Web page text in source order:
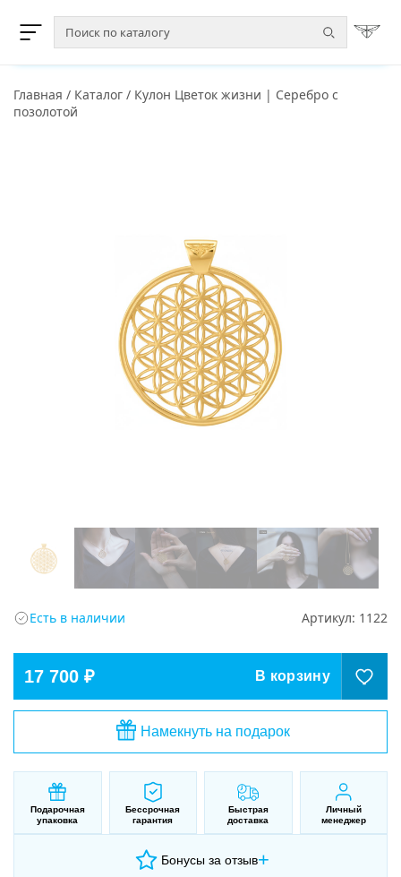
Главная / Каталог / Кулон Цветок жизни | Серебро с
позолотой
Есть в наличии Артикул: 1122
17 700 ₽ В корзину
Намекнуть на подарок
Подарочная
упаковка
Бессрочная
гарантия
Быстрая
доставка
Личный
менеджер
Бонусы за отзыв+